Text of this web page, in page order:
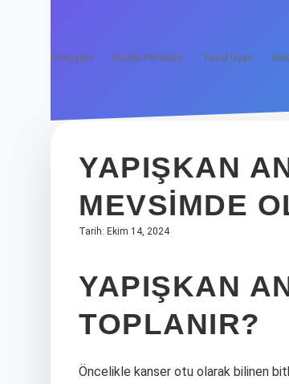
Anasayfa Gizlilik Politikası Yasal Uyarı
YAPIŞKAN
MEVSIMDE
Tarih: Ekim 14, 2024
YAPIŞKAN
TOPLANIR?
Öncelikle kanser otu olarak bilinen